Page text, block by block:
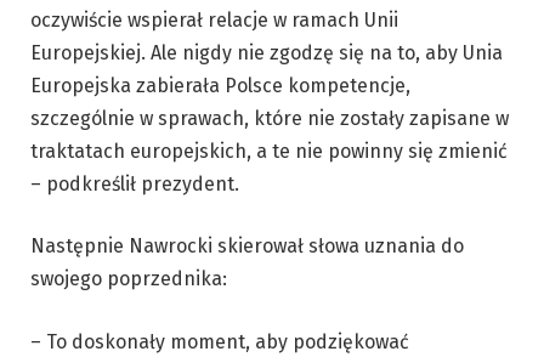
oczywiście wspierał relacje w ramach Unii
Europejskiej. Ale nigdy nie zgodzę się na to, aby Unia
Europejska zabierała Polsce kompetencje,
szczególnie w sprawach, które nie zostały zapisane w
traktatach europejskich, a te nie powinny się zmienić
– podkreślił prezydent.
Następnie Nawrocki skierował słowa uznania do
swojego poprzednika:
– To doskonały moment, aby podziękować